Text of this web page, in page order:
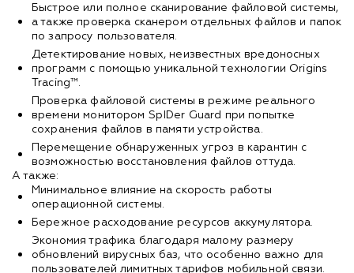
Быстрое или полное сканирование файловой системы,
а также проверка сканером отдельных файлов и папок
по запросу пользователя.
Детектирование новых, неизвестных вредоносных
программ с помощью уникальной технологии Origins
Tracing™.
Проверка файловой системы в режиме реального
времени монитором SpIDer Guard при попытке
сохранения файлов в памяти устройства.
Перемещение обнаруженных угроз в карантин с
возможностью восстановления файлов оттуда.
А также:
Минимальное влияние на скорость работы
операционной системы.
Бережное расходование ресурсов аккумулятора.
Экономия трафика благодаря малому размеру
обновлений вирусных баз, что особенно важно для
пользователей лимитных тарифов мобильной связи.